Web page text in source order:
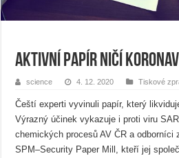
Aktivní papír ničí
science 4. 12. 2020 Tiskové
Čeští experti vyvinuli papír, který
Výrazný účinek vykazuje i proti viru
chemických procesů AV ČR a odborníci
SPM–Security Paper Mill, kteří jej